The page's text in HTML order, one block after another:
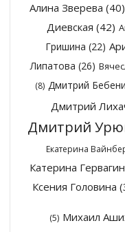
Алина Зверева (40)
Диевская (42)
Гришина (22)
Липатова (26)
(8) Дмитрий
Дмитрий
Дмитрий
Екатерина
Катерина
Ксения Головина
(5) Михаил